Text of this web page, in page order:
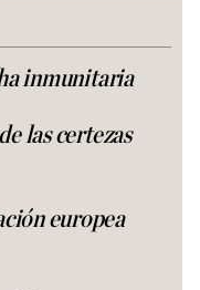
inmunitaria
las certezas
europea